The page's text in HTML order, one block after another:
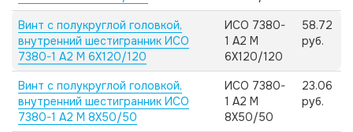
Винт с полукруглой головкой,
внутренний шестигранник ИСО
7380-1 А2 M 6X120/120
ИСО 7380-
1 А2 M
6X120/120
58.72
руб.
Винт с полукруглой головкой,
внутренний шестигранник ИСО
7380-1 А2 M 8X50/50
ИСО 7380-
1 А2 M
8X50/50
23.06
руб.